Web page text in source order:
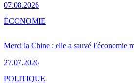
07.08.2026
Merci la Chine : elle a sauvé l’économie
27.07.2026
ÉCONOMIE
POLITIQUE